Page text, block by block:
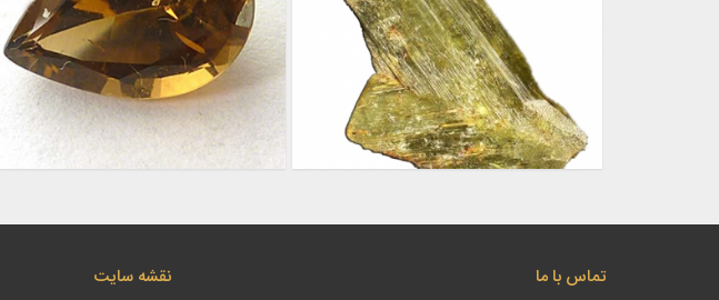
تماس با ما نقشه سایت